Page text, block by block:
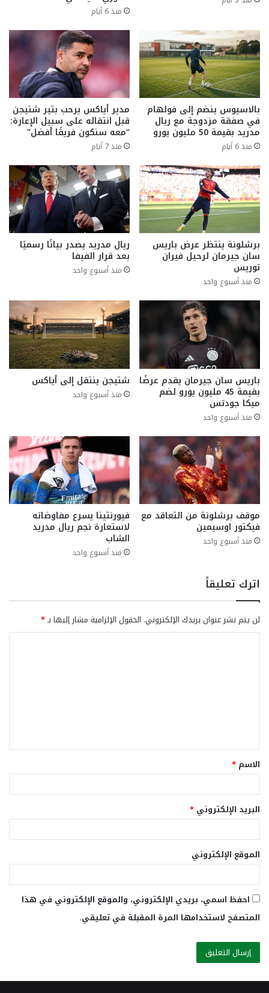
منذ 6 أيام
بالاسيوس ينضم إلى فولهام
في صفقة مزدوجة مع ريال
مدريد بقيمة 50 مليون يورو
منذ 6 أيام
مدير أياكس يرحب بتير شتيجن
قبل انتقاله على سبيل الإعارة:
“معه سنكون فريقًا أفضل”
منذ 7 أيام
برشلونة ينتظر عرض باريس
سان جيرمان لرحيل فيران
توريس
منذ أسبوع واحد
ريال مدريد يصدر بيانًا رسميًا
بعد قرار الفيفا
منذ أسبوع واحد
باريس سان جيرمان يقدم عرضًا
بقيمة 45 مليون يورو لضم
ميكا جودتس
منذ أسبوع واحد
شتيجن ينتقل إلى أياكس
منذ أسبوع واحد
موقف برشلونة من التعاقد مع
فيكتور اوسيمين
منذ أسبوع واحد
فيورنتينا يسرع مفاوضاته
لاستعارة نجم ريال مدريد
الشاب
منذ أسبوع واحد
اترك تعليقاً
لن يتم نشر عنوان بريدك الإلكتروني. الحقول الإلزامية مشار إليها بـ*
ق
*
الاسم *
البريد الإلكتروني *
الموقع الإلكتروني
احفظ اسمي، بريدي الإلكتروني، والموقع الإلكتروني في هذا
المتصفح لاستخدامها المرة المقبلة في تعليقي.